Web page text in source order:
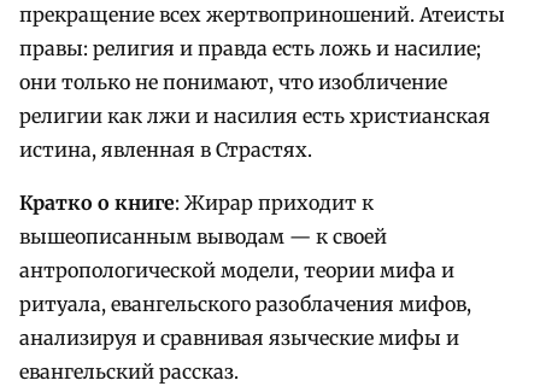
прекращение всех жертвоприношений. Атеисты
правы: религия и правда есть ложь и насилие;
они только не понимают, что изобличение
религии как лжи и насилия есть христианская
истина, явленная в Страстях.
Кратко о книге: Жирар приходит к
вышеописанным выводам — к своей
антропологической модели, теории мифа и
ритуала, евангельского разоблачения мифов,
анализируя и сравнивая языческие мифы и
евангельский рассказ.